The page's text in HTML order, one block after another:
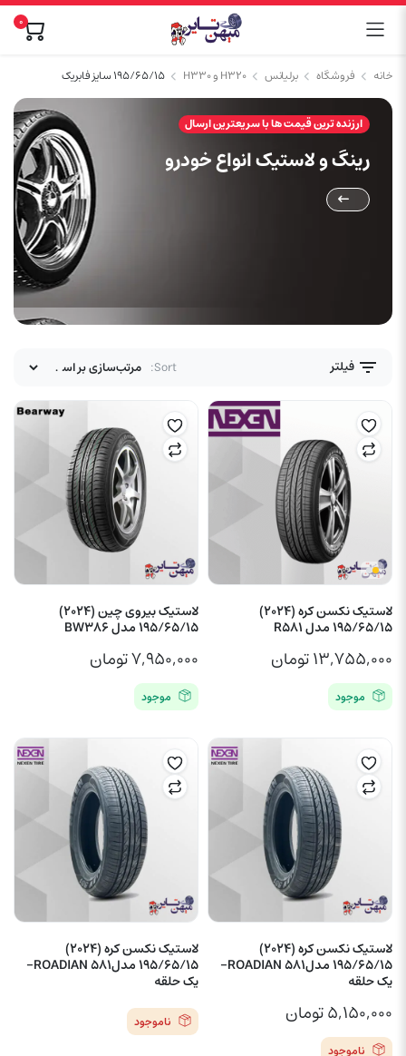
0
خانه فروشگاه برلیانس H320 و H330 ۱۹۵/۶۵/۱۵ سایز فابریک
ارزنده ترین قیمت ها با سریعترین ارسال
رینگ و لاستیک انواع خودرو
فیلتر Sort:
لاستیک نکسن کره (2024)
195/65/15 مدل R581
۱۳,۷۵۵,۰۰۰تومان
موجود
لاستیک بیروی چین (2024)
195/65/15 مدل BW386
۷,۹۵۰,۰۰۰تومان
موجود
لاستیک نکسن کره (2024)
195/65/15 مدلROADIAN 581-
یک حلقه
۵,۱۵۰,۰۰۰تومان
ناموجود
لاستیک نکسن کره (2024)
195/65/15 مدلROADIAN 581-
یک حلقه
ناموجود